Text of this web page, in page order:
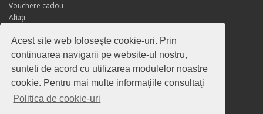
Acest site web foloseşte cookie-uri. Prin
continuarea navigarii pe website-ul nostru,
sunteti de acord cu utilizarea modulelor noastre
cookie. Pentru mai multe informaţiile consultaţi
Politica de cookie-uri
Vouchere cadou
Afiliaţi
Contul meu
Contul meu
Istoric comenzi
Wish List
Newsletter